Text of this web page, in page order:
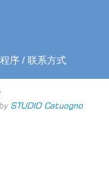
序/ 联系方式
STUDIO Catuogno